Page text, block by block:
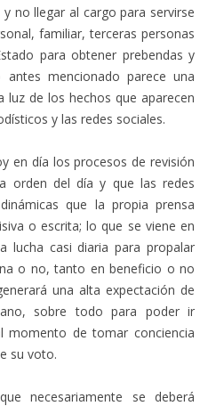
no llegar al cargo para servirse
familiar, terceras personas
para obtener prebendas y
antes mencionado parece una
de los hechos que aparecen
y las redes sociales.
en día los procesos de revisión
orden del día y que las redes
que la propia prensa
o escrita; lo que se viene en
lucha casi diaria para propalar
o no, tanto en beneficio o no
una alta expectación de
sobre todo para poder ir
momento de tomar conciencia
su voto.
necesariamente se deberá